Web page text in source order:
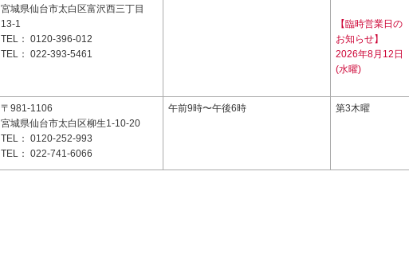
宮城県仙台市太白区富沢西三丁目
13-1
TEL： 0120-396-012
TEL： 022-393-5461
【臨時営業日の
お知らせ】
2026年8月12日
(水曜)
〒981-1106
宮城県仙台市太白区柳生1-10-20
TEL： 0120-252-993
TEL： 022-741-6066
午前9時〜午後6時 第3木曜